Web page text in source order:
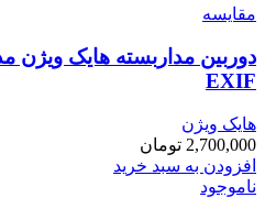
مقایسه
EXIF
هایک ویژن
2,700,000 تومان
افزودن به سبد خرید
ناموجود